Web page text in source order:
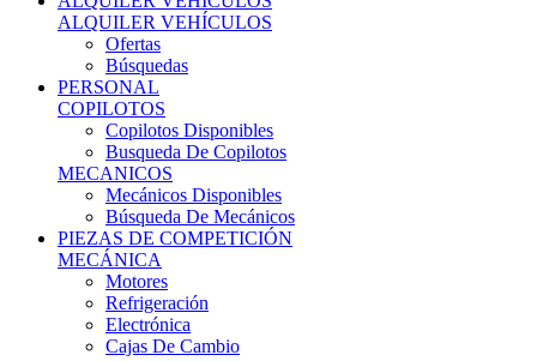
Ofertas
Búsquedas
PERSONAL
COPILOTOS
Copilotos Disponibles
Busqueda De Copilotos
MECANICOS
Mecánicos Disponibles
Búsqueda De Mecánicos
PIEZAS DE COMPETICIÓN
MECÁNICA
Motores
Refrigeración
Electrónica
Cajas De Cambio
Sistemas De Escape